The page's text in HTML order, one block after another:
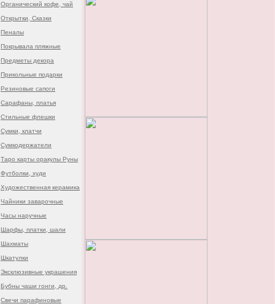
Органический кофе, чай
Открытки, Сказки
Пеналы
Покрывала пляжные
Предметы декора
Прикольные подарки
Резиновые сапоги
Сарафаны, платья
Стильные флешки
Сумки, клатчи
Сумкодержатели
Таро карты оракулы Руны
Футболки, худи
Художественная керамика
Чайники заварочные
Часы наручные
Шарфы, платки, шали
Шахматы
Шкатулки
Эксклюзивные украшения
Бубны чаши гонги, др.
Свечи парафиновые